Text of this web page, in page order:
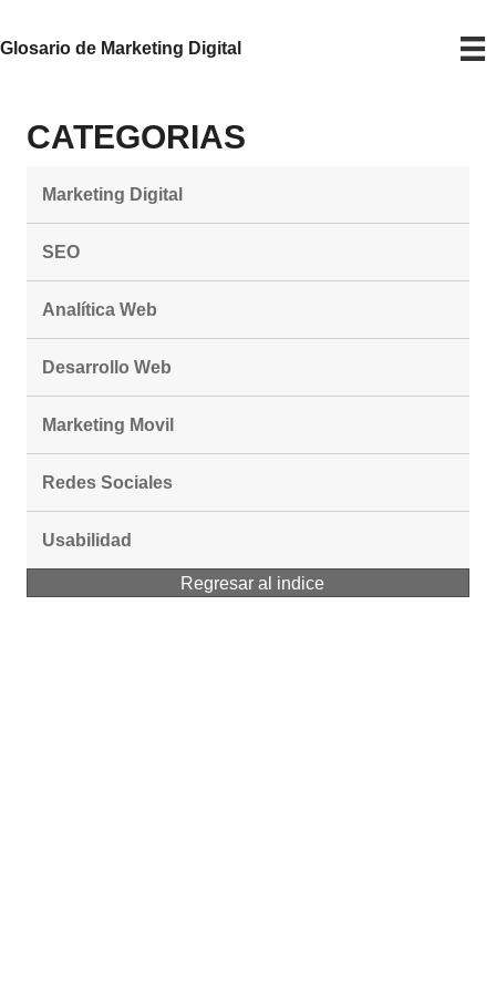
Glosario de Marketing Digital
CATEGORIAS
Marketing Digital
SEO
Analítica Web
Desarrollo Web
Marketing Movil
Redes Sociales
Usabilidad
Regresar al indice